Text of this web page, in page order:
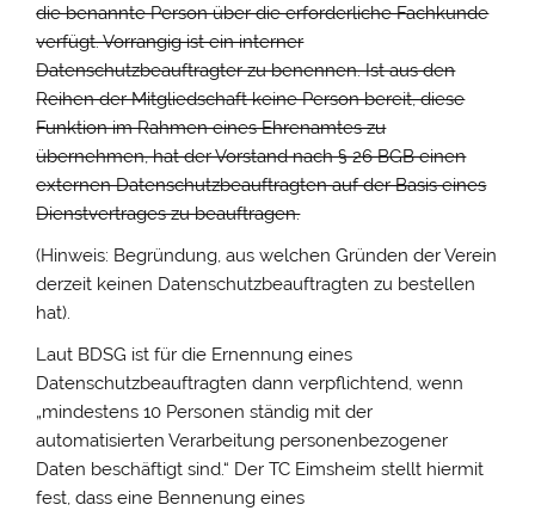
die benannte Person über die erforderliche Fachkunde
verfügt. Vorrangig ist ein interner
Datenschutzbeauftragter zu benennen. Ist aus den
Reihen der Mitgliedschaft keine Person bereit, diese
Funktion im Rahmen eines Ehrenamtes zu
übernehmen, hat der Vorstand nach § 26 BGB einen
externen Datenschutzbeauftragten auf der Basis eines
Dienstvertrages zu beauftragen.
(Hinweis: Begründung, aus welchen Gründen der Verein
derzeit keinen Datenschutzbeauftragten zu bestellen
hat).
Laut BDSG ist für die Ernennung eines
Datenschutzbeauftragten dann verpflichtend, wenn
„mindestens 10 Personen ständig mit der
automatisierten Verarbeitung personenbezogener
Daten beschäftigt sind.“ Der TC Eimsheim stellt hiermit
fest, dass eine Bennenung eines